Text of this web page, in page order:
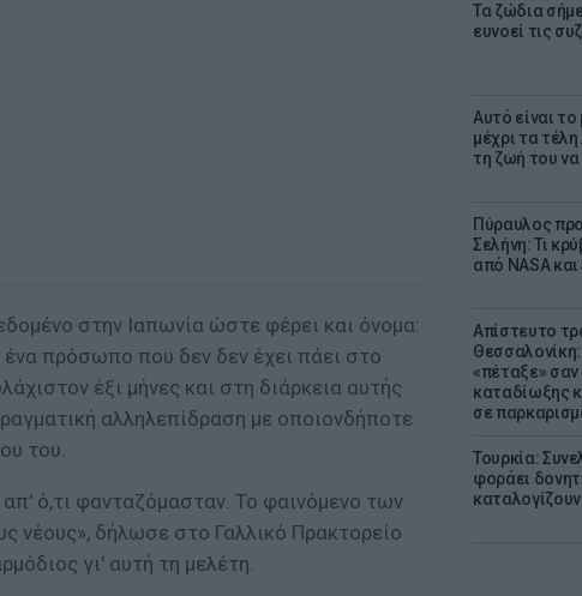
Τα ζώδια
ευνοεί τις
Αυτό είναι
μέχρι τα
τη ζωή του να
Πύραυλος
Σελήνη: Τι
από NASA
Απίστευτο
«πέταξε» σαν
καταδίωξης
σε
Τουρκία:
φοράει
στην Ιαπωνία ώστε φέρει και όνομα:
ένα πρόσωπο που δεν δεν έχει πάει στο
έξι μήνες και στη διάρκεια αυτής
αλληλεπίδραση με οποιονδήποτε
του.
απ' ό,τι φανταζόμασταν. Το φαινόμενο των
νέους», δήλωσε στο Γαλλικό Πρακτορείο
γι' αυτή τη μελέτη.